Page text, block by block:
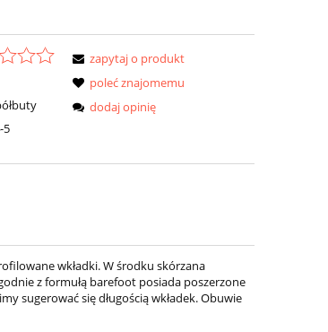
5
zapytaj o produkt
poleć znajomemu
dodaj opinię
wkładki. W środku skórzana
z formułą barefoot posiada poszerzone
sugerować się długością wkładek. Obuwie